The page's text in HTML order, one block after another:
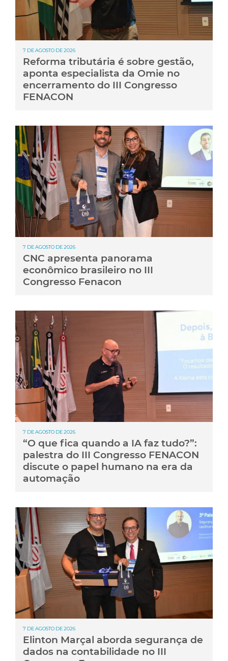
7 DE AGOSTO DE 2026
Reforma tributária é sobre gestão,
aponta especialista da Omie no
encerramento do III Congresso
FENACON
7 DE AGOSTO DE 2026
CNC apresenta panorama
econômico brasileiro no III
Congresso Fenacon
7 DE AGOSTO DE 2026
“O que fica quando a IA faz tudo?”:
palestra do III Congresso FENACON
discute o papel humano na era da
automação
7 DE AGOSTO DE 2026
Elinton Marçal aborda segurança de
dados na contabilidade no III